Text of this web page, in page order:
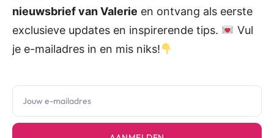
nieuwsbrief van Valerie en ontvang als eerste
exclusieve updates en inspirerende tips.
Vul
je e-mailadres in en mis niks!